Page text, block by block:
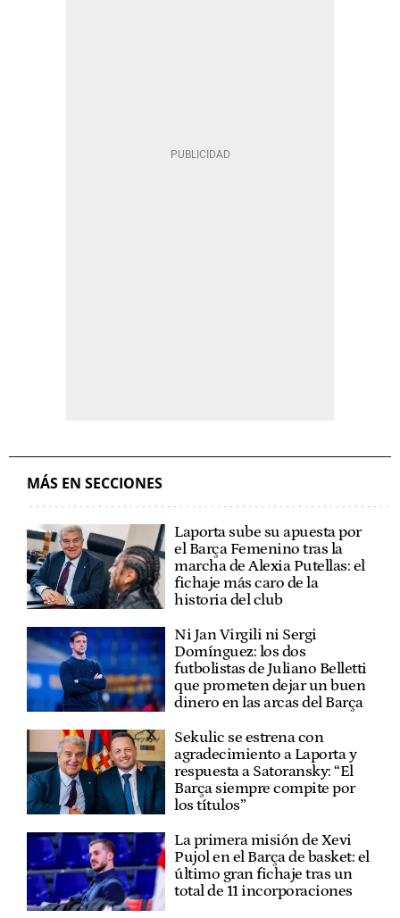
MÁS EN SECCIONES
Laporta sube su apuesta por
el Barça Femenino tras la
marcha de Alexia Putellas: el
fichaje más caro de la
historia del club
Ni Jan Virgili ni Sergi
Domínguez: los dos
futbolistas de Juliano Belletti
que prometen dejar un buen
dinero en las arcas del Barça
Sekulic se estrena con
agradecimiento a Laporta y
respuesta a Satoransky: “El
Barça siempre compite por
los títulos”
La primera misión de Xevi
Pujol en el Barça de basket: el
último gran fichaje tras un
total de 11 incorporaciones